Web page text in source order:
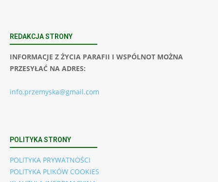
REDAKCJA STRONY
INFORMACJE Z ŻYCIA PARAFII I WSPÓLNOT MOŻNA
PRZESYŁAĆ NA ADRES:
info.przemyska@gmail.com
POLITYKA STRONY
POLITYKA PRYWATNOŚCI
POLITYKA PLIKÓW COOKIES